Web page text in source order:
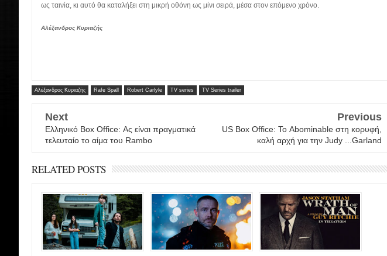
ως ταινία, κι αυτό θα καταλήξει στη μικρή οθόνη ως μίνι σειρά, μέσα στον επόμενο χρόνο.
Αλέξανδρος Κυριαζής
Αλέξανδρος Κυριαζής Rafe Spall Robert Carlyle TV series TV Series trailer
Next
Ελληνικό Box Office: Ας είναι πραγματικά
τελευταίο το αίμα του Rambo
Previous
US Box Office: Το Abominable στη κορυφή,
καλή αρχή για την Judy ...Garland
RELATED POSTS